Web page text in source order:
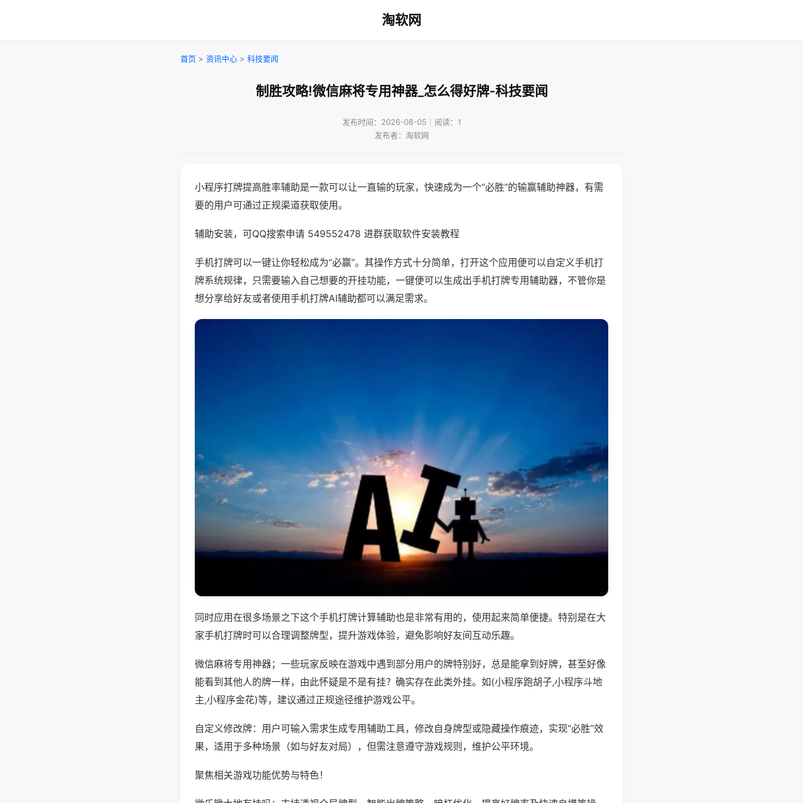
淘软网
首页 > 资讯中心 > 科技要闻
制胜攻略!微信麻将专用神器_怎么得好牌-科技要闻
发布时间：2026-08-05｜阅读：1
发布者：淘软网
小程序打牌提高胜率辅助是一款可以让一直输的玩家，快速成为一个“必胜”的输赢辅助神器，有需
要的用户可通过正规渠道获取使用。
辅助安装，可QQ搜索申请 549552478 进群获取软件安装教程
手机打牌可以一键让你轻松成为“必赢”。其操作方式十分简单，打开这个应用便可以自定义手机打
牌系统规律，只需要输入自己想要的开挂功能，一键便可以生成出手机打牌专用辅助器，不管你是
想分享给好友或者使用手机打牌AI辅助都可以满足需求。
同时应用在很多场景之下这个手机打牌计算辅助也是非常有用的，使用起来简单便捷。特别是在大
家手机打牌时可以合理调整牌型，提升游戏体验，避免影响好友间互动乐趣。
微信麻将专用神器；一些玩家反映在游戏中遇到部分用户的牌特别好，总是能拿到好牌，甚至好像
能看到其他人的牌一样，由此怀疑是不是有挂？确实存在此类外挂。如(小程序跑胡子,小程序斗地
主,小程序金花)等，建议通过正规途径维护游戏公平。
自定义修改牌：用户可输入需求生成专用辅助工具，修改自身牌型或隐藏操作痕迹，实现“必胜”效
果，适用于多种场景（如与好友对局），但需注意遵守游戏规则，维护公平环境。
聚焦相关游戏功能优势与特色！